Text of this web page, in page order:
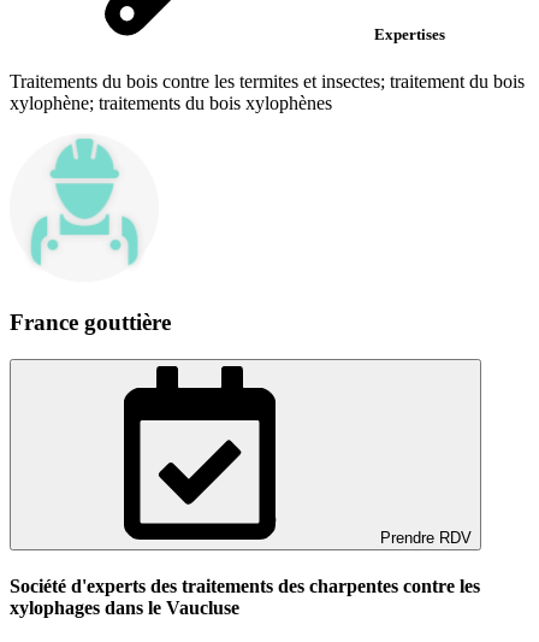
Expertises
Traitements du bois contre les termites et insectes; traitement du bois
xylophène; traitements du bois xylophènes
France gouttière
Prendre RDV
Société d'experts des traitements des charpentes contre les
xylophages dans le Vaucluse